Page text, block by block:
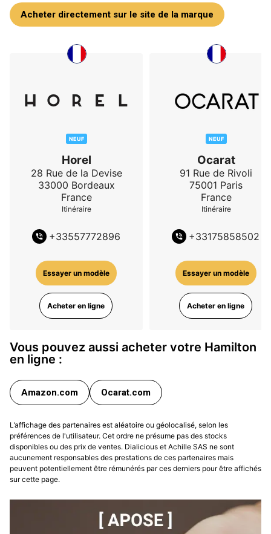
Acheter directement sur le site de la marque
NEUF
Horel
28 Rue de la Devise
33000 Bordeaux
France
Itinéraire
+33557772896
Essayer un modèle
Acheter en ligne
NEUF
Ocarat
91 Rue de Rivoli
75001 Paris
France
Itinéraire
+33175858502
Essayer un modèle
Acheter en ligne
Vous pouvez aussi acheter votre Hamilton
en ligne :
Amazon.com Ocarat.com
L’affichage des partenaires est aléatoire ou géolocalisé, selon les
préférences de l'utilisateur. Cet ordre ne présume pas des stocks
disponibles ou des prix de ventes. Dialicious et Achille SAS ne sont
aucunement responsables des prestations de ces partenaires mais
peuvent potentiellement être rémunérés par ces derniers pour être affichés
sur cette page.